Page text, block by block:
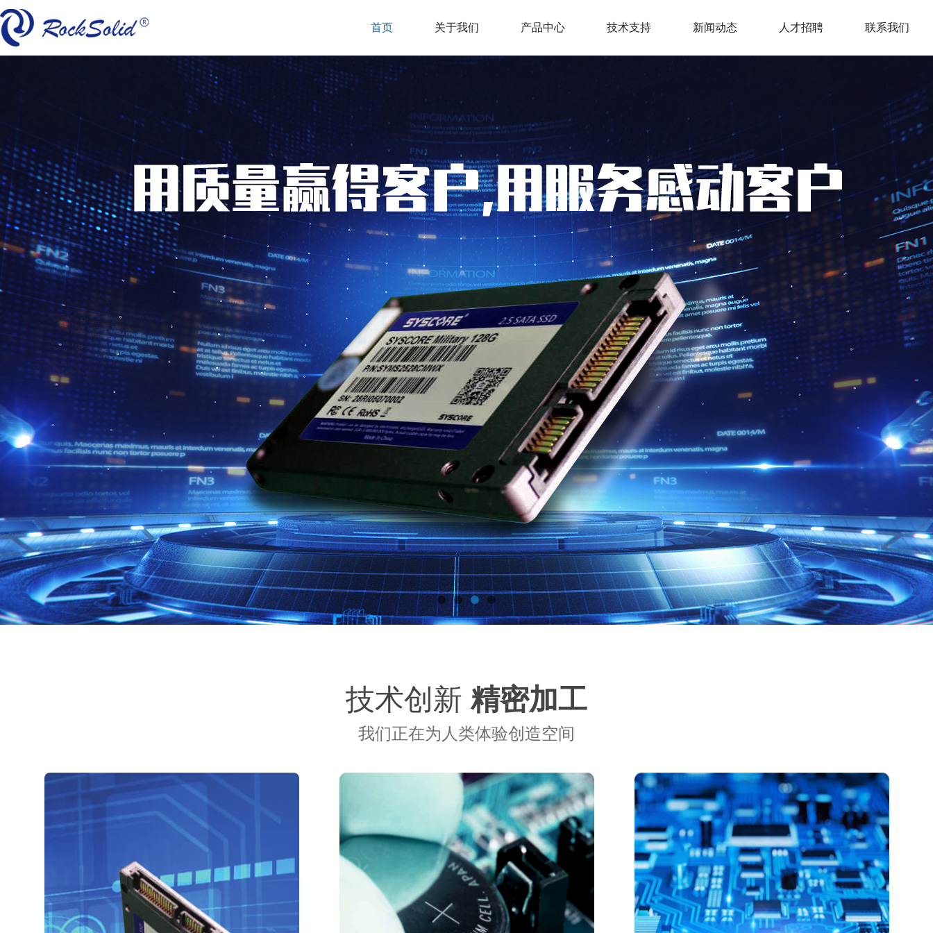
首页 关于我们 产品中心 技术支持 新闻动态 人才招聘 联系我们
技术创新 精密加工
我们正在为人类体验创造空间